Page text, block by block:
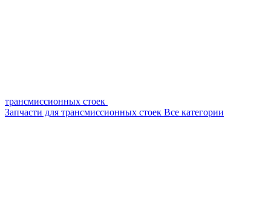
трансмиссионных стоек
Запчасти для трансмиссионных стоек Все категории